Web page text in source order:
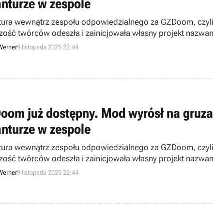
w zespole
wewnątrz zespołu odpowiedzialnego za GZDoom,
twórców odeszła i zainicjowała własny projekt
9 listopada 2025 22:44
już dostępny. Mod wyrósł na
w zespole
wewnątrz zespołu odpowiedzialnego za GZDoom,
twórców odeszła i zainicjowała własny projekt
9 listopada 2025 22:44